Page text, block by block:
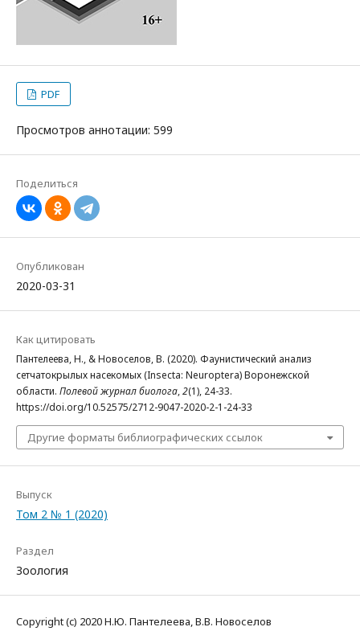
PDF
Просмотров аннотации: 599
Поделиться
Опубликован
2020-03-31
Как цитировать
Пантелеева, Н., & Новоселов, В. (2020). Фаунистический анализ
сетчатокрылых насекомых (Insecta: Neuroptera) Воронежской
области. Полевой журнал биолога,2(1), 24-33.
https://doi.org/10.52575/2712-9047-2020-2-1-24-33
Другие форматы библиографических ссылок
Выпуск
Том 2 № 1 (2020)
Раздел
Зоология
Copyright (c) 2020 Н.Ю. Пантелеева, В.В. Новоселов